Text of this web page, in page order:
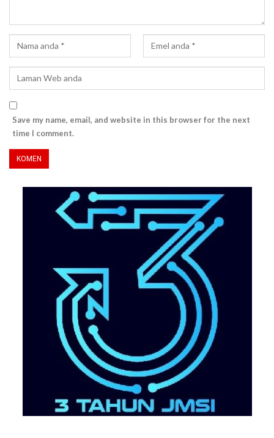
Save my name, email, and website in this browser for the next
time I comment.